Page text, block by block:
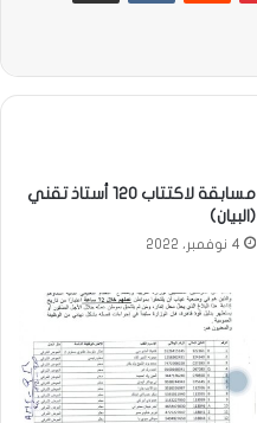
مسابقة لاكتتاب 120 أستاذ تقني
(البيان)
4 نوفمبر، 2022